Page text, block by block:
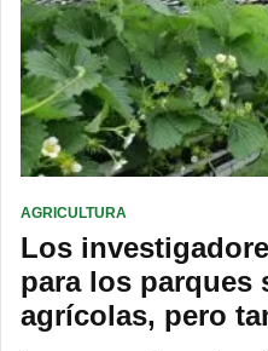
AGRICULTURA
Los
para los parques
agrícolas, pero